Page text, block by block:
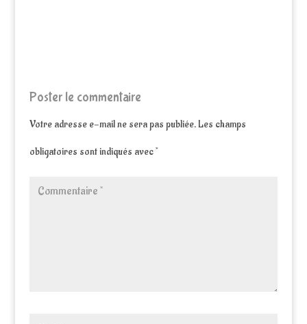
Poster le commentaire
Votre adresse e-mail ne sera pas publiée.Les champs
obligatoires sont indiqués avec*